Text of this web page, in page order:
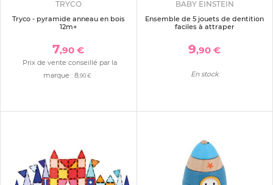
TRYCO
Tryco - pyramide anneau en bois
12m+
7,90 €
Prix de vente conseillé par la
marque : 8,90 €
BABY EINSTEIN
Ensemble de 5 jouets de dentition
faciles à attraper
9,90 €
En stock